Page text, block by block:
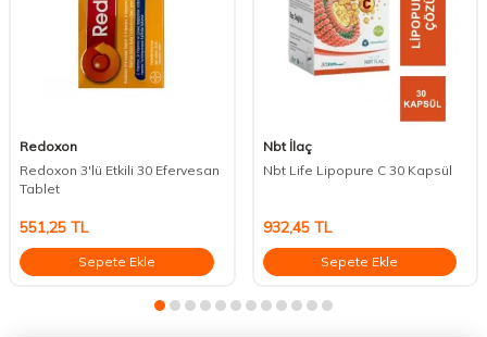
Redoxon
Redoxon 3'lü Etkili 30 Efervesan
Tablet
551,25 TL
Sepete Ekle
Nbt İlaç
Nbt Life Lipopure C 30 Kapsül
932,45TL
Sepete Ekle